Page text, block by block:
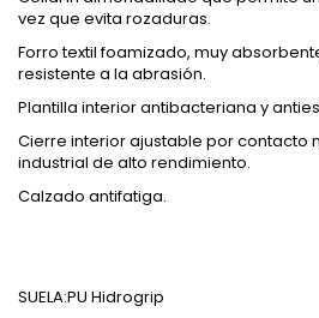
vez que evita rozaduras.
Forro textil foamizado, muy
resistente a la abrasión.
Plantilla interior antibacteriana y
Cierre interior ajustable por contacto
industrial de alto rendimiento.
Calzado antifatiga.
SUELA:PU Hidrogrip